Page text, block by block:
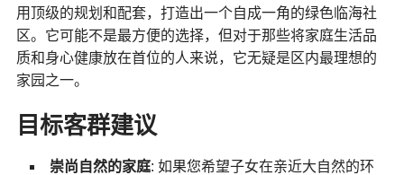
用顶级的规划和配套，打造出一个自成一角的绿色临海社
区。它可能不是最方便的选择，但对于那些将家庭生活品
质和身心健康放在首位的人来说，它无疑是区内最理想的
家园之一。
目标客群建议
崇尚自然的家庭: 如果您希望子女在亲近大自然的环